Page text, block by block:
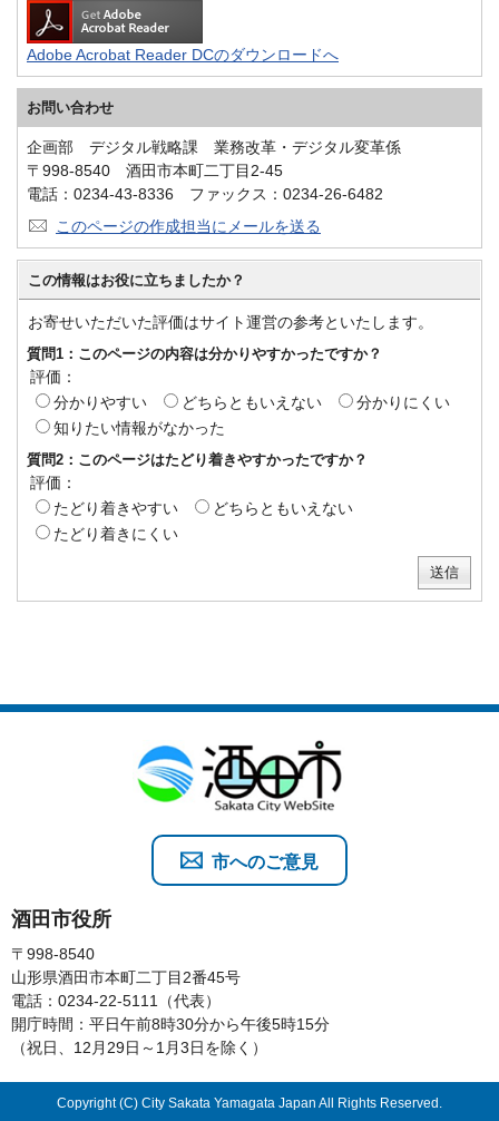
Adobe Acrobat Reader DCのダウンロードへ
お問い合わせ
企画部 デジタル戦略課 業務改革・デジタル変革係
〒998-8540 酒田市本町二丁目2-45
電話：0234-43-8336 ファックス：0234-26-6482
このページの作成担当にメールを送る
この情報はお役に立ちましたか？
お寄せいただいた評価はサイト運営の参考といたします。
質問1：このページの内容は分かりやすかったですか？
評価：
分かりやすい
どちらともいえない
分かりにくい
知りたい情報がなかった
質問2：このページはたどり着きやすかったですか？
評価：
たどり着きやすい
どちらともいえない
たどり着きにくい
酒田市役所
〒998-8540
山形県酒田市本町二丁目2番45号
電話：0234-22-5111（代表）
開庁時間：平日午前8時30分から午後5時15分
（祝日、12月29日～1月3日を除く）
市へのご意見
Copyright (C) City Sakata Yamagata Japan All Rights Reserved.